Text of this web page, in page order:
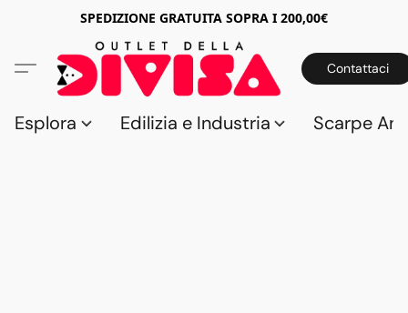
SPEDIZIONE GRATUITA SOPRA I 200,00€
Contattaci
Esplora Edilizia e Industria Scarpe